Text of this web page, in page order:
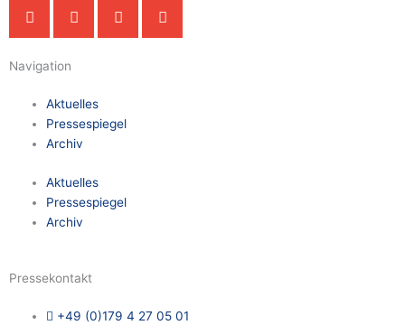
Navigation
Aktuelles
Pressespiegel
Archiv
Aktuelles
Pressespiegel
Archiv
Pressekontakt
+49 (0)179 4 27 05 01